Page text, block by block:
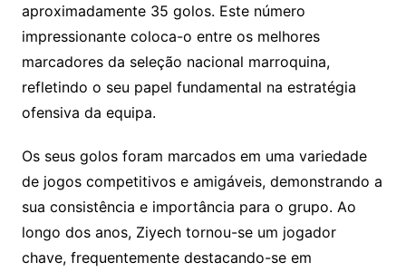
aproximadamente 35 golos. Este número
impressionante coloca-o entre os melhores
marcadores da seleção nacional marroquina,
refletindo o seu papel fundamental na estratégia
ofensiva da equipa.
Os seus golos foram marcados em uma variedade
de jogos competitivos e amigáveis, demonstrando a
sua consistência e importância para o grupo. Ao
longo dos anos, Ziyech tornou-se um jogador
chave, frequentemente destacando-se em